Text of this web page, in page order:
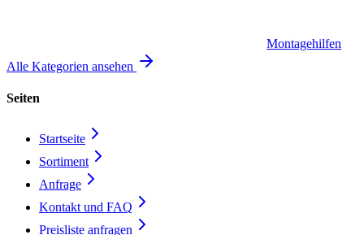
Montagehilfen
Alle Kategorien ansehen
Seiten
Startseite
Sortiment
Anfrage
Kontakt und FAQ
Preisliste anfragen